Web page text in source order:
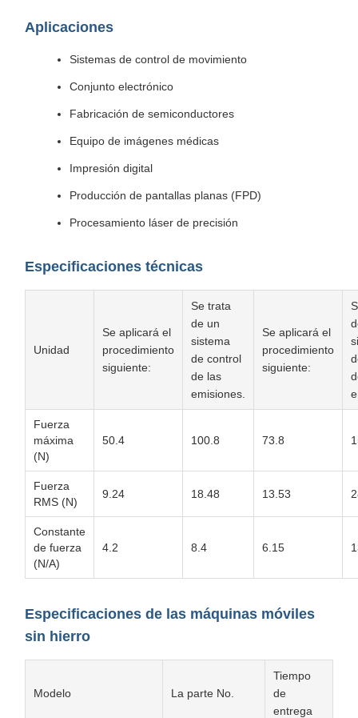
Aplicaciones
Sistemas de control de movimiento
Conjunto electrónico
Fabricación de semiconductores
Equipo de imágenes médicas
Impresión digital
Producción de pantallas planas (FPD)
Procesamiento láser de precisión
Especificaciones técnicas
Unidad
Se aplicará el
procedimiento
siguiente:
Se trata
de un
sistema
de control
de las
emisiones.
Se aplicará el
procedimiento
siguiente:
Fuerza
máxima
(N)
50.4 100.8 73.8
Fuerza
RMS (N)
9.24 18.48 13.53
Constante
de fuerza
(N/A)
4.2 8.4 6.15
Especificaciones de las máquinas móviles
sin hierro
Modelo La parte No.
Tiempo
de
entrega